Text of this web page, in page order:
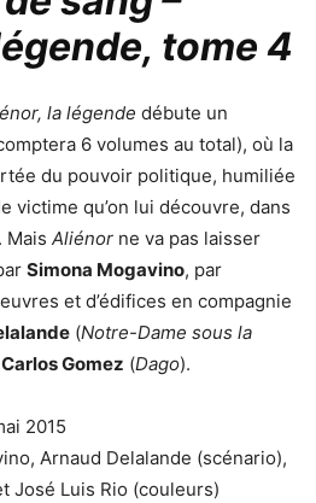
tome 4
la légende débute un
6 volumes au total), où la
du pouvoir politique, humiliée
victime qu’on lui découvre, dans
Mais Aliénor ne va pas laisser
Simona Mogavino, par
et d’édifices en compagnie
(Notre-Dame sous la
Carlos Gomez (Dago).
2015
Arnaud Delalande (scénario),
José Luis Rio (couleurs)